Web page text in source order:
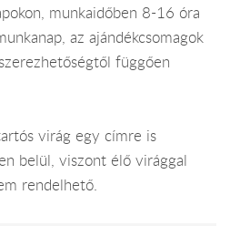
munkaidőben 8-16 óra
az ajándékcsomagok
függően
virág egy címre is
belül, viszont élő virággal
rendelhető.